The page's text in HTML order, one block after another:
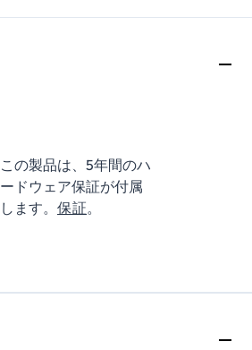
この製品は、5年間のハ
ードウェア保証が付属
します。 保証。